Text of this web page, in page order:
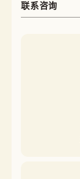
联系咨询